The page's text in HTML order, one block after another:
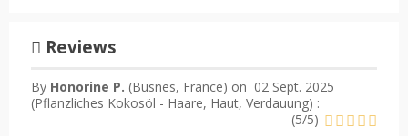
Reviews
By Honorine P. (Busnes, France) on 02 Sept. 2025
(Pflanzliches Kokosöl - Haare, Haut, Verdauung) :
(5/5)